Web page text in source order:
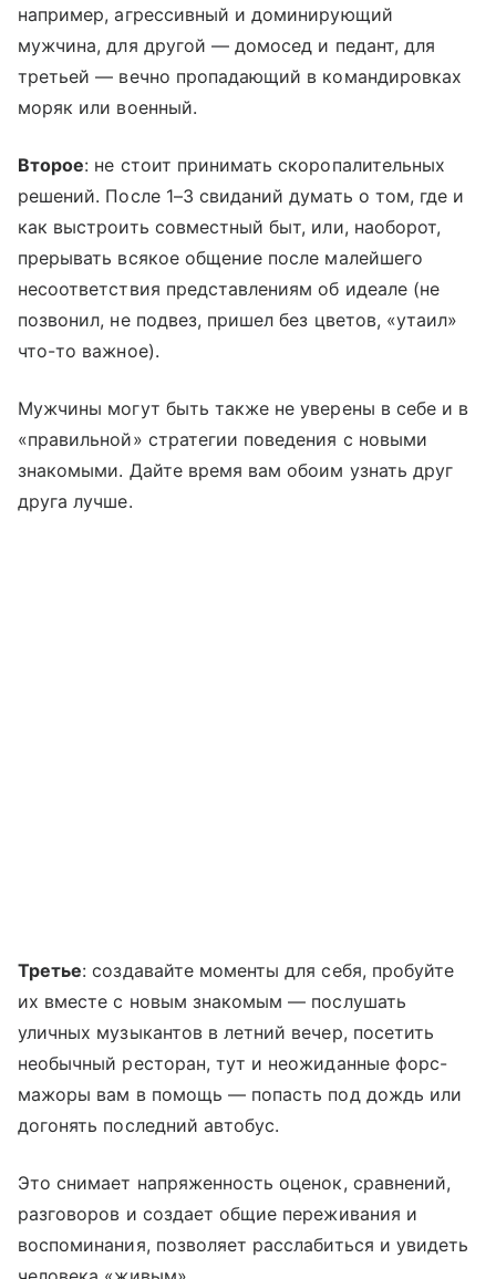
например, агрессивный и доминирующий
мужчина, для другой — домосед и педант, для
третьей — вечно пропадающий в командировках
моряк или военный.
Второе: не стоит принимать скоропалительных
решений. После 1–3 свиданий думать о том, где и
как выстроить совместный быт, или, наоборот,
прерывать всякое общение после малейшего
несоответствия представлениям об идеале (не
позвонил, не подвез, пришел без цветов, «утаил»
что-то важное).
Мужчины могут быть также не уверены в себе и в
«правильной» стратегии поведения с новыми
знакомыми. Дайте время вам обоим узнать друг
друга лучше.
Третье: создавайте моменты для себя, пробуйте
их вместе с новым знакомым — послушать
уличных музыкантов в летний вечер, посетить
необычный ресторан, тут и неожиданные форс-
мажоры вам в помощь — попасть под дождь или
догонять последний автобус.
Это снимает напряженность оценок, сравнений,
разговоров и создает общие переживания и
воспоминания, позволяет расслабиться и увидеть